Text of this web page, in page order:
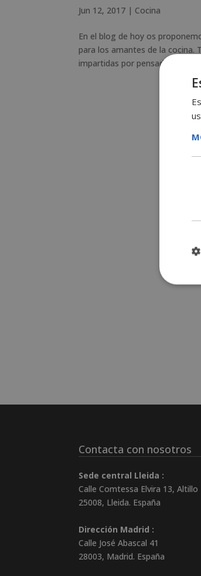
Jun 12, 2017 | Cocina
En el blog de hoy os
para los amantes de la cocina.
impartidas por pensadores,
Contacta con nosotros
Sede central Lleida :
Calle Comtessa Elvira 13, Altillo
25008, Lleida. España
Dirección Madrid :
Calle José Abascal 41
28003, Madrid. España